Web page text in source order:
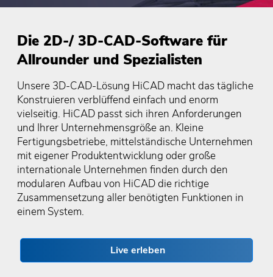
Die 2D-/ 3D-CAD-Software für
Allrounder und Spezialisten
Unsere 3D-CAD-Lösung HiCAD macht das tägliche
Konstruieren verblüffend einfach und enorm
vielseitig. HiCAD passt sich ihren Anforderungen
und Ihrer Unternehmensgröße an. Kleine
Fertigungsbetriebe, mittelständische Unternehmen
mit eigener Produktentwicklung oder große
internationale Unternehmen finden durch den
modularen Aufbau von HiCAD die richtige
Zusammensetzung aller benötigten Funktionen in
einem System.
Live erleben